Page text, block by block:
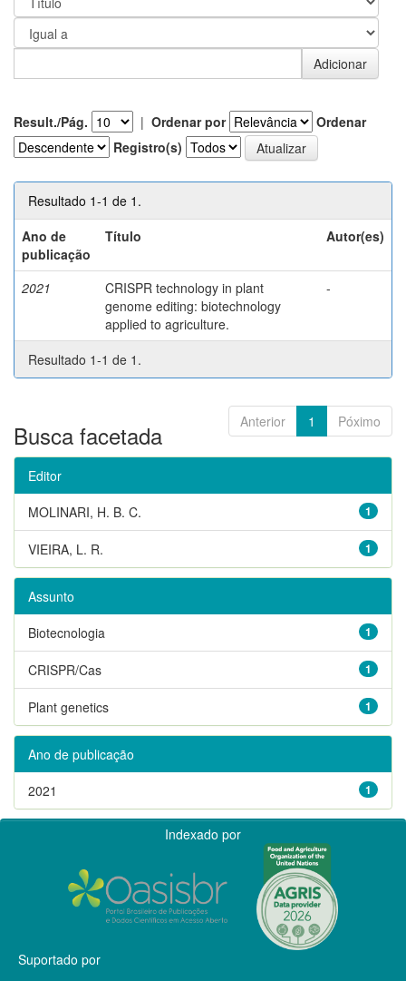
Result./Pág. | Ordenar por
Ordenar
Registro(s)
Resultado 1-1 de 1.
Ano de
publicação
Título Autor(es)
2021
CRISPR technology in plant
genome editing: biotechnology
applied to agriculture.
-
Resultado 1-1 de 1.
Anterior 1 Póximo
Busca facetada
Editor
1
MOLINARI, H. B. C.
1
VIEIRA, L. R.
Assunto
1
Biotecnologia
1
CRISPR/Cas
1
Plant genetics
Ano de publicação
1
2021
Indexado por
Suportado por